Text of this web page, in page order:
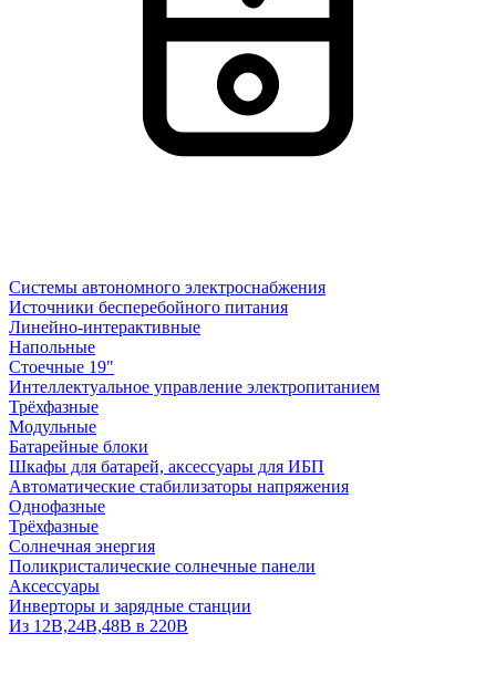
Системы автономного электроснабжения
Источники бесперебойного питания
Линейно-интерактивные
Напольные
Стоечные 19"
Интеллектуальное управление электропитанием
Трёхфазные
Модульные
Батарейные блоки
Шкафы для батарей, аксессуары для ИБП
Автоматические стабилизаторы напряжения
Однофазные
Трёхфазные
Солнечная энергия
Поликристалические солнечные панели
Аксессуары
Инверторы и зарядные станции
Из 12В,24В,48В в 220В